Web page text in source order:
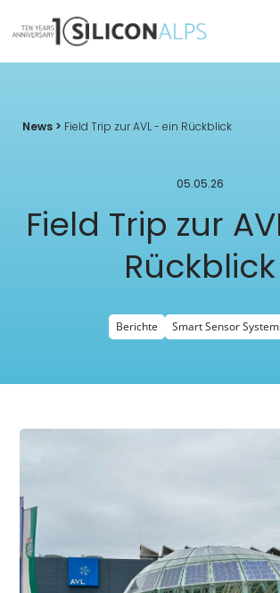
News > Field Trip zur AVL - ein Rückblick
05.05.26
Field Trip zur
Rückblick
Berichte Smart Sensor